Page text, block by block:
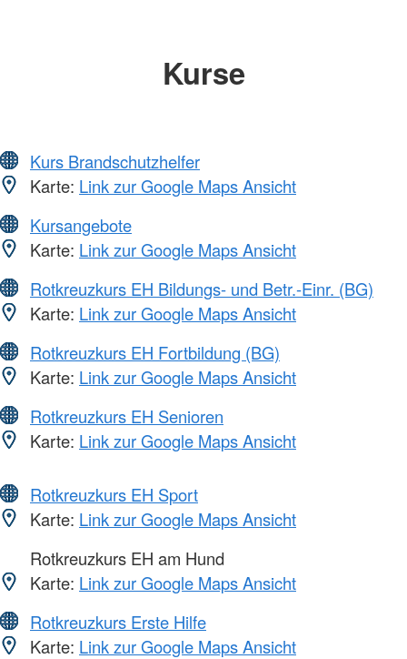
Kurse
Kurs Brandschutzhelfer
Karte: Link zur Google Maps Ansicht
Kursangebote
Karte: Link zur Google Maps Ansicht
Rotkreuzkurs EH Bildungs- und Betr.-Einr. (BG)
Karte: Link zur Google Maps Ansicht
Rotkreuzkurs EH Fortbildung (BG)
Karte: Link zur Google Maps Ansicht
Rotkreuzkurs EH Senioren
Karte: Link zur Google Maps Ansicht
Rotkreuzkurs EH Sport
Karte: Link zur Google Maps Ansicht
Rotkreuzkurs EH am Hund
Karte: Link zur Google Maps Ansicht
Rotkreuzkurs Erste Hilfe
Karte: Link zur Google Maps Ansicht